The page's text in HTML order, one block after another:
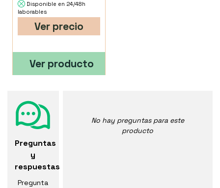
Disponible en 24/48h
laborables
Ver precio
Ver producto
Preguntas
y
respuestas
Pregunta
No hay preguntas para este
producto